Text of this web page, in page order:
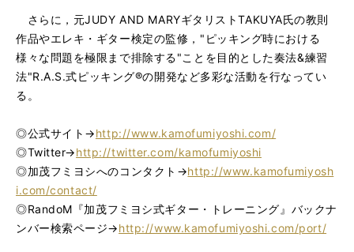
さらに，元JUDY AND MARYギタリストTAKUYA氏の教則
作品やエレキ・ギター検定の監修，"ピッキング時における
様々な問題を極限まで排除する"ことを目的とした奏法&練習
法"R.A.S.式ピッキング®の開発など多彩な活動を行なってい
る。
◎公式サイト→http://www.kamofumiyoshi.com/
◎Twitter→http://twitter.com/kamofumiyoshi
◎加茂フミヨシへのコンタクト→http://www.kamofumiyosh
i.com/contact/
◎RandoM『加茂フミヨシ式ギター・トレーニング』バックナ
ンバー検索ページ→http://www.kamofumiyoshi.com/port/